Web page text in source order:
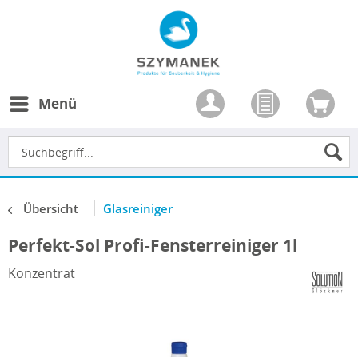
Menü
Übersicht Glasreiniger
Perfekt-Sol Profi-Fensterreiniger 1l
Konzentrat